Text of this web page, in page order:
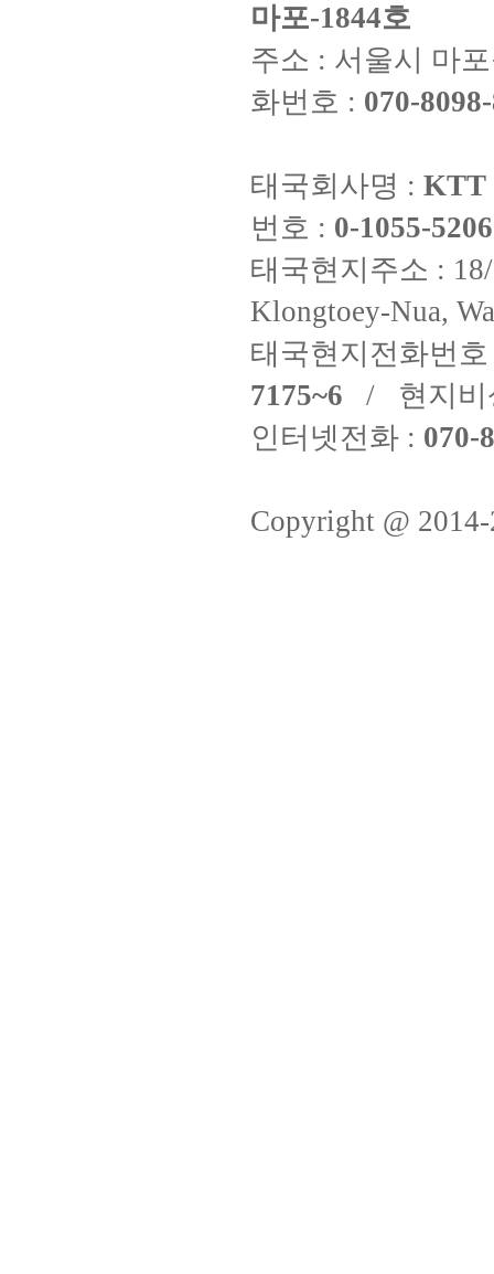
마포-1844호
주소 : 서울시 마
화번호 : 070-
태국회사명 : KTT
번호 : 0-1055-
태국현지주소 :
Klongtoey-Nua,
태국현지전화번
7175~6 / 현지비
인터넷전화 : 070-
Copyright @